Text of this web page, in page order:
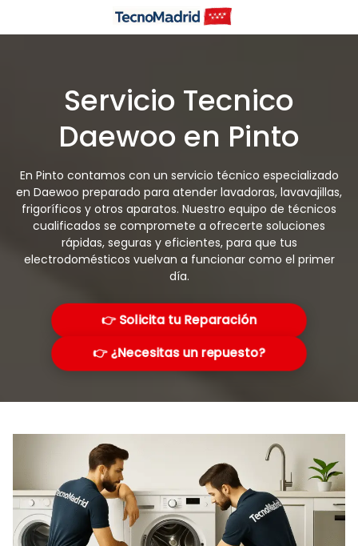
Servicio Tecnico
Daewoo en Pinto
En Pinto contamos con un servicio técnico especializado
en Daewoo preparado para atender lavadoras, lavavajillas,
frigoríficos y otros aparatos. Nuestro equipo de técnicos
cualificados se compromete a ofrecerte soluciones
rápidas, seguras y eficientes, para que tus
electrodomésticos vuelvan a funcionar como el primer
día.
👉 Solicita tu Reparación
👉 ¿Necesitas un repuesto?